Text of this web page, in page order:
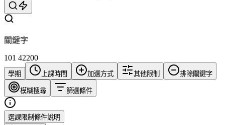
關鍵字
101 42200
學期 上課時間 加選方式 其他限制 排除關鍵字
模糊搜尋 篩選條件
選課限制條件說明